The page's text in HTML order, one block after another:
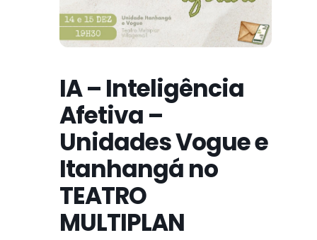
IA – Inteligência
Afetiva –
Unidades Vogue e
Itanhangá no
TEATRO
MULTIPLAN